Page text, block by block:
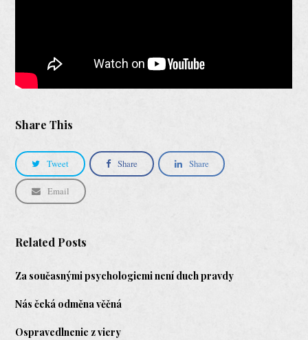
Share This
Tweet Share Share
Email
Related Posts
Za současnými psychologiemi není duch pravdy
Nás čeká odměna věčná
Ospravedlnenie z viery